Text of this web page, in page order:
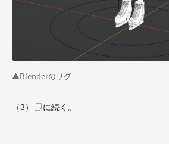
▲Blenderのリグ
（3） に続く。